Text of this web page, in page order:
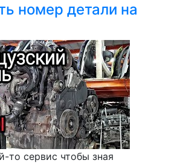
номер детали на
то сервис чтобы зная